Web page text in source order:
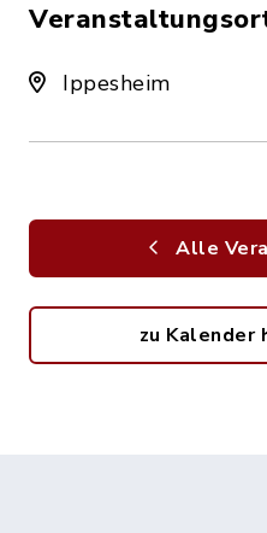
Ippesheim
Alle
zu Kalender